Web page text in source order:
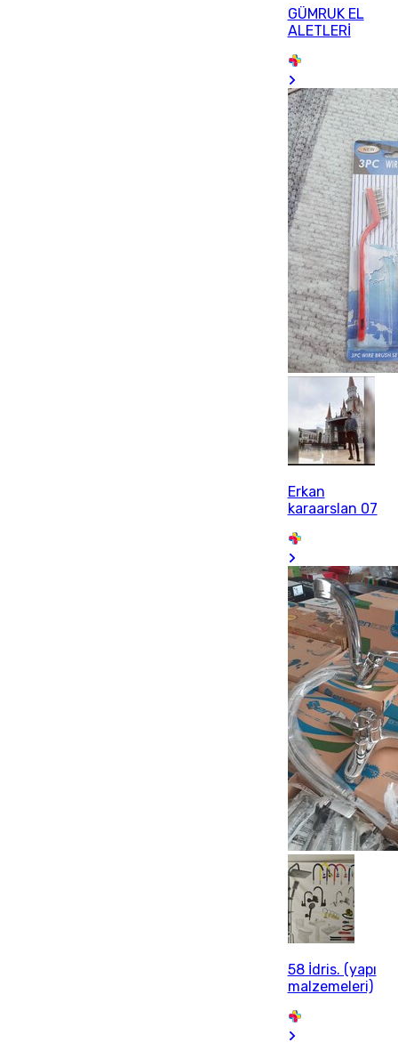
GÜMRUK EL
ALETLERİ
Erkan
karaarslan 07
58 İdris. (yapı
malzemeleri)